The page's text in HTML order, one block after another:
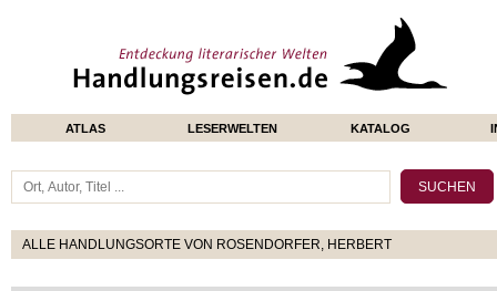
ATLAS LESERWELTEN KATALOG
ALLE HANDLUNGSORTE VON ROSENDORFER, HERBERT